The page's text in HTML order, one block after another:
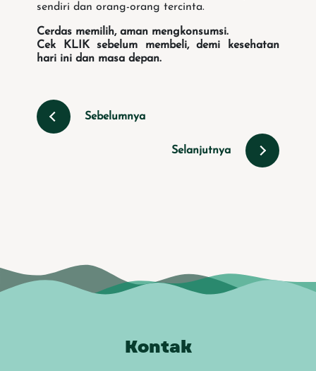
sendiri dan orang-orang tercinta.
Cerdas memilih, aman mengkonsumsi.
Cek KLIK sebelum membeli, demi kesehatan
hari ini dan masa depan.
Sebelumnya
Selanjutnya
Kontak